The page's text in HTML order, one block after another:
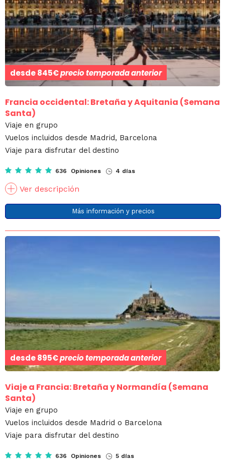
desde845€precio temporada anterior
Francia occidental: Bretaña y Aquitania (Semana
Santa)
Viaje en grupo
Vuelos incluidos desde Madrid, Barcelona
Viaje para disfrutar del destino
636 Opiniones 4 días
Ver descripción
Más información y precios
desde895€precio temporada anterior
Viaje a Francia: Bretaña y Normandía (Semana
Santa)
Viaje en grupo
Vuelos incluidos desde Madrid o Barcelona
Viaje para disfrutar del destino
636 Opiniones 5 días